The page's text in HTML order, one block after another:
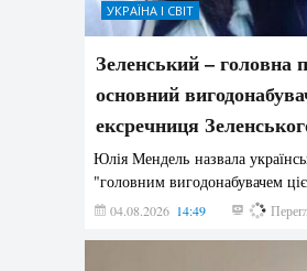
УКРАЇНА І СВІТ
Зеленський – головна
основний
ексречниця
Юлія Мендель назвала
"головним вигодонабувачем
04.08.2026 14:49 161